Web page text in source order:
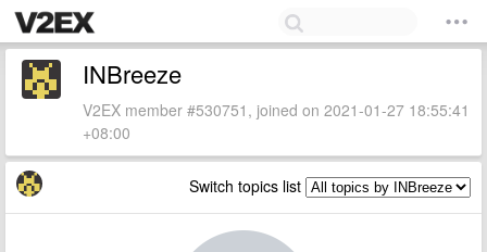
INBreeze
V2EX member #530751, joined on 2021-01-27 18:55:41
+08:00
Switch topics list